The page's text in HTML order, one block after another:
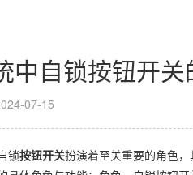
中自锁按钮开
07-15
锁按钮开关扮演着至关重要的角色